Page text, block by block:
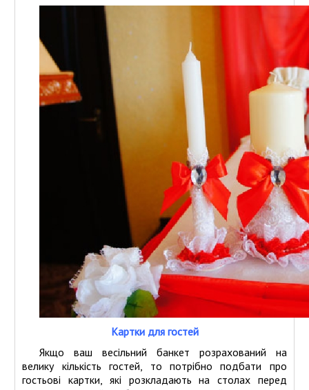
Картки для гостей
Якщо ваш весільний банкет розрахований на
велику кількість гостей, то потрібно подбати про
гостьові картки, які розкладають на столах перед